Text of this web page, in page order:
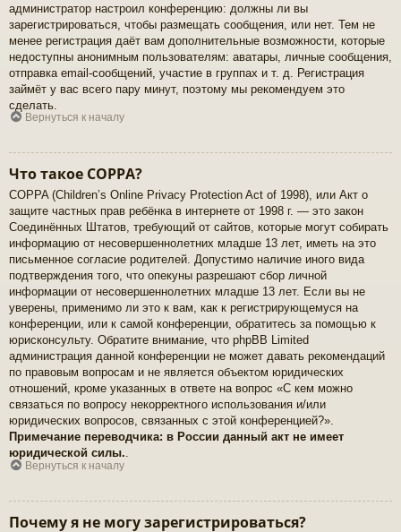
администратор настроил конференцию: должны ли вы
зарегистрироваться, чтобы размещать сообщения, или нет. Тем не
менее регистрация даёт вам дополнительные возможности, которые
недоступны анонимным пользователям: аватары, личные сообщения,
отправка email-сообщений, участие в группах и т. д. Регистрация
займёт у вас всего пару минут, поэтому мы рекомендуем это
сделать.
Вернуться к началу
Что такое COPPA?
COPPA (Children’s Online Privacy Protection Act of 1998), или Акт о
защите частных прав ребёнка в интернете от 1998 г. — это закон
Соединённых Штатов, требующий от сайтов, которые могут собирать
информацию от несовершеннолетних младше 13 лет, иметь на это
письменное согласие родителей. Допустимо наличие иного вида
подтверждения того, что опекуны разрешают сбор личной
информации от несовершеннолетних младше 13 лет. Если вы не
уверены, применимо ли это к вам, как к регистрирующемуся на
конференции, или к самой конференции, обратитесь за помощью к
юрисконсульту. Обратите внимание, что phpBB Limited
администрация данной конференции не может давать рекомендаций
по правовым вопросам и не является объектом юридических
отношений, кроме указанных в ответе на вопрос «С кем можно
связаться по вопросу некорректного использования и/или
юридических вопросов, связанных с этой конференцией?».
Примечание переводчика: в России данный акт не имеет
юридической силы..
Вернуться к началу
Почему я не могу зарегистрироваться?